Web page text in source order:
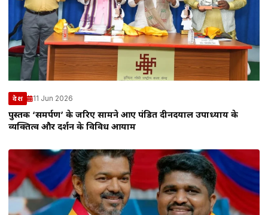
देश 11 Jun 2026
पुस्तक ‘समर्पण’ के जरिए सामने आए पंडित दीनदयाल उपाध्याय के
व्यक्तित्व और दर्शन के विविध आयाम